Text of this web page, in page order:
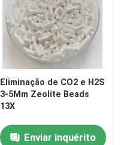
Eliminação de CO2 e H2S
3-5Mm Zeolite Beads
13X
Enviar inquérito